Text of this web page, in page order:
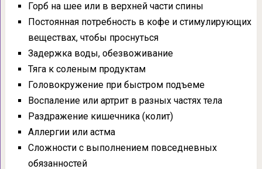
Горб на шее или в верхней части спины
Постоянная потребность в кофе и стимулирующих
веществах, чтобы проснуться
Задержка воды, обезвоживание
Тяга к соленым продуктам
Головокружение при быстром подъеме
Воспаление или артрит в разных частях тела
Раздражение кишечника (колит)
Аллергии или астма
Сложности с выполнением повседневных
обязанностей